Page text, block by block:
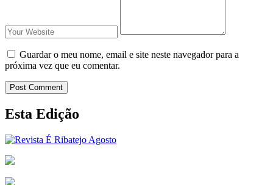
Guardar o meu nome, email e site neste navegador para a
próxima vez que eu comentar.
Post Comment
Esta Edição